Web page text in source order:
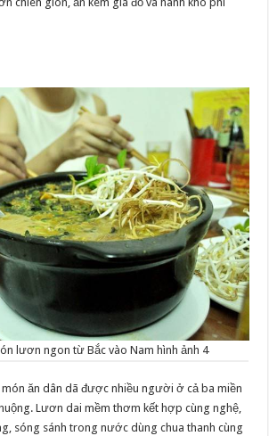
lươn ngon từ Bắc vào Nam hình ảnh 4
ăn dân dã được nhiều người ở cả ba miền
Lươn dai mềm thơm kết hợp cùng nghệ,
sóng sánh trong nước dùng chua thanh cùng